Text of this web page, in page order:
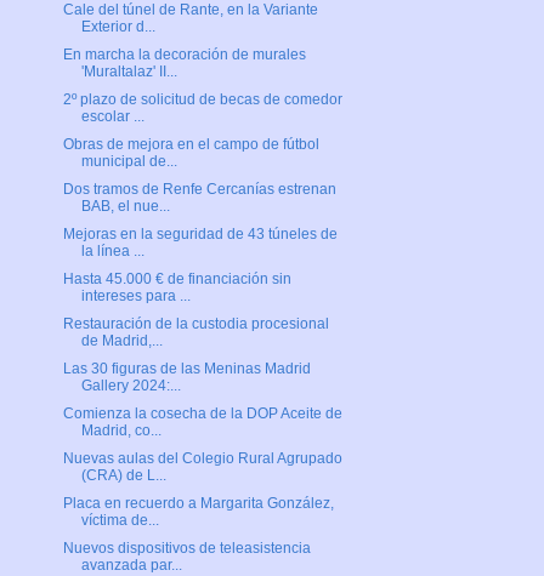
Cale del túnel de Rante, en la Variante
Exterior d...
En marcha la decoración de murales
'Muraltalaz' II...
2º plazo de solicitud de becas de comedor
escolar ...
Obras de mejora en el campo de fútbol
municipal de...
Dos tramos de Renfe Cercanías estrenan
BAB, el nue...
Mejoras en la seguridad de 43 túneles de
la línea ...
Hasta 45.000 € de financiación sin
intereses para ...
Restauración de la custodia procesional
de Madrid,...
Las 30 figuras de las Meninas Madrid
Gallery 2024:...
Comienza la cosecha de la DOP Aceite de
Madrid, co...
Nuevas aulas del Colegio Rural Agrupado
(CRA) de L...
Placa en recuerdo a Margarita González,
víctima de...
Nuevos dispositivos de teleasistencia
avanzada par...